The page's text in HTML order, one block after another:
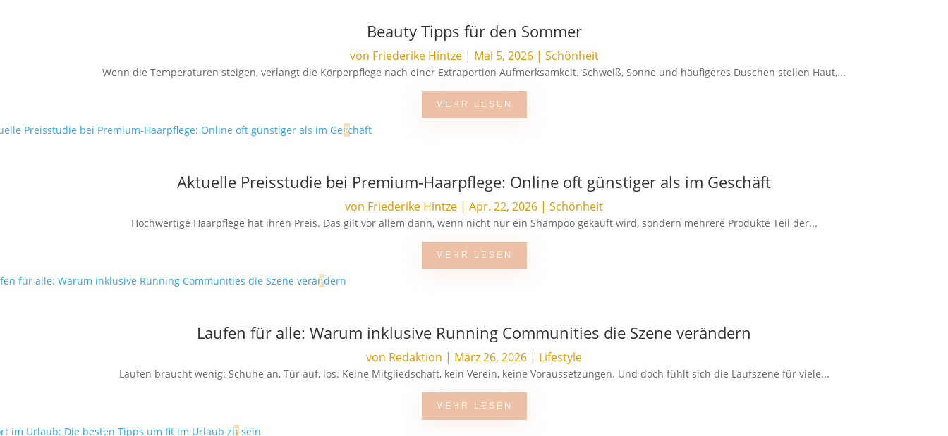
Beauty Tipps für den Sommer
von Friederike Hintze| Mai 5, 2026| Schönheit
Wenn die Temperaturen steigen, verlangt die Körperpflege nach einer Extraportion Aufmerksamkeit. Schweiß, Sonne und häufigeres Duschen stellen Haut,...
MEHR LESEN
Aktuelle Preisstudie bei Premium-Haarpflege: Online oft günstiger als im Geschäft
von Friederike Hintze | Apr. 22, 2026 | Schönheit
Hochwertige Haarpflege hat ihren Preis. Das gilt vor allem dann, wenn nicht nur ein Shampoo gekauft wird, sondern mehrere Produkte Teil der...
MEHR LESEN
Laufen für alle: Warum inklusive Running Communities die Szene verändern
von Redaktion | März 26, 2026 | Lifestyle
Laufen braucht wenig: Schuhe an, Tür auf, los. Keine Mitgliedschaft, kein Verein, keine Voraussetzungen. Und doch fühlt sich die Laufszene für viele...
MEHR LESEN